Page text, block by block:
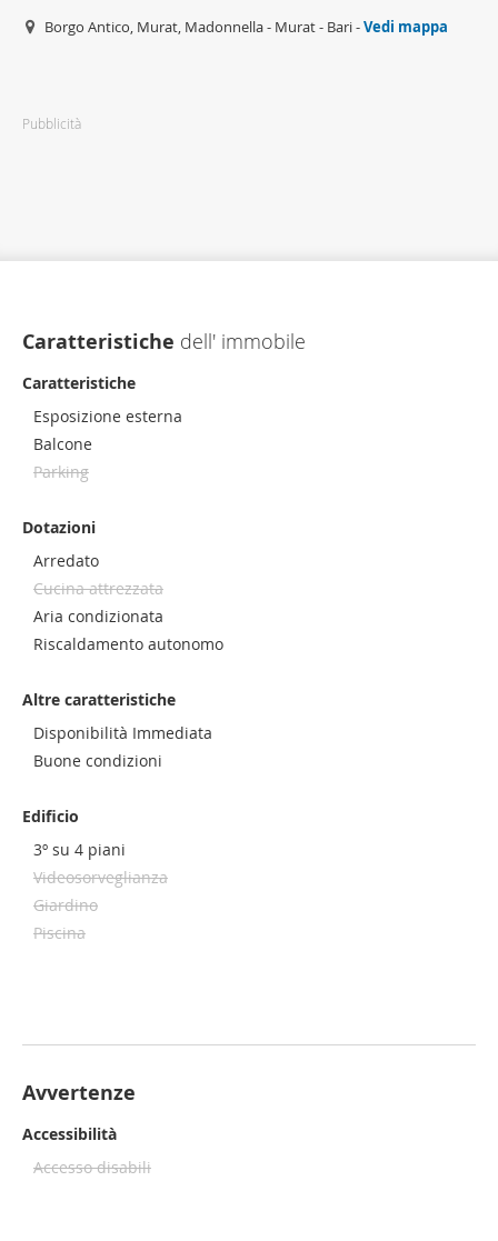
Pubblicità
Borgo Antico, Murat, Madonnella - Murat - Bari -Vedi mappa
Caratteristiche dell' immobile
Caratteristiche
Esposizione esterna
Balcone
Parking
Dotazioni
Arredato
Cucina attrezzata
Aria condizionata
Riscaldamento autonomo
Altre caratteristiche
Disponibilità Immediata
Buone condizioni
Edificio
3º su 4 piani
Videosorveglianza
Giardino
Piscina
Avvertenze
Accessibilità
Accesso disabili